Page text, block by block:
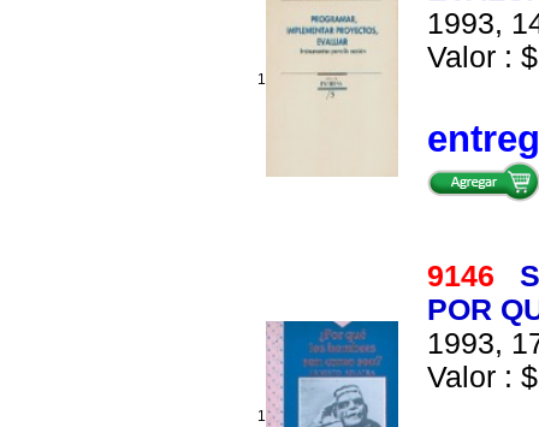
1
1993,
Valor :
1
9146
POR
1993,
Valor :